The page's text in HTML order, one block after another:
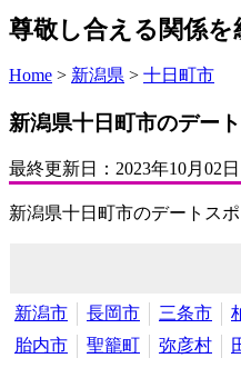
尊敬し合える関係を
Home > 新潟県 > 十日町市
新潟県十日町市のデー
最終更新日： 2023年10月02日
新潟県十日町市のデートス
新潟市 長岡市 三条市
胎内市
聖籠町 弥彦村